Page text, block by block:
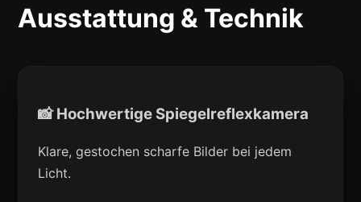
Ausstattung & Technik
📸 Hochwertige Spiegelreflexkamera
Klare, gestochen scharfe Bilder bei jedem
Licht.